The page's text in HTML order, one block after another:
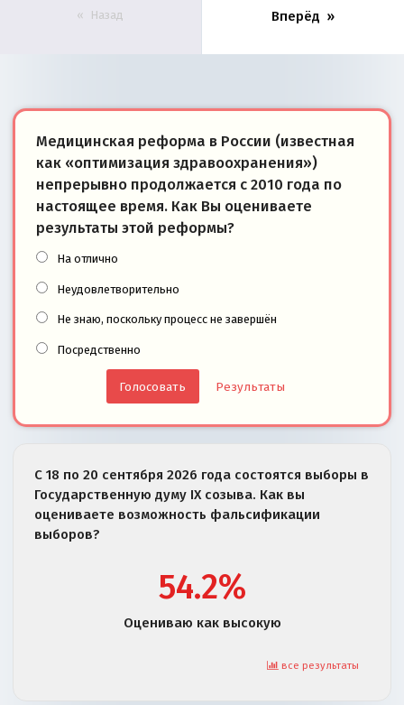
Назад Вперёд
Медицинская реформа в России (известная
как «оптимизация здравоохранения»)
непрерывно продолжается с 2010 года по
настоящее время. Как Вы оцениваете
результаты этой реформы?
На отлично
Неудовлетворительно
Не знаю, поскольку процесс не завершён
Посредственно
Результаты
С 18 по 20 сентября 2026 года состоятся выборы в
Государственную думу IX созыва. Как вы
оцениваете возможность фальсификации
выборов?
54.2%
Оцениваю как высокую
все результаты